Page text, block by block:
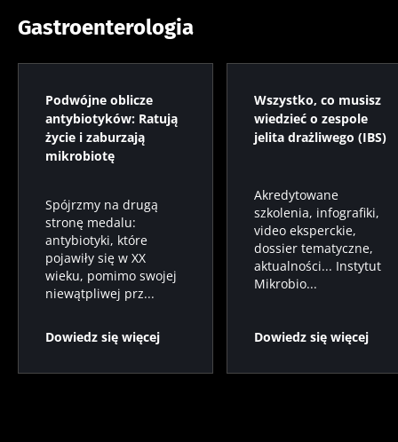
Gastroenterologia
Podwójne oblicze
antybiotyków: Ratują
życie i zaburzają
mikrobiotę
Spójrzmy na drugą
stronę medalu:
antybiotyki, które
pojawiły się w XX
wieku, pomimo swojej
niewątpliwej prz...
Dowiedz się więcej
Wszystko, co musisz
wiedzieć o zespole
jelita drażliwego (IBS)
Akredytowane
szkolenia, infografiki,
video eksperckie,
dossier tematyczne,
aktualności... Instytut
Mikrobio...
Dowiedz się więcej